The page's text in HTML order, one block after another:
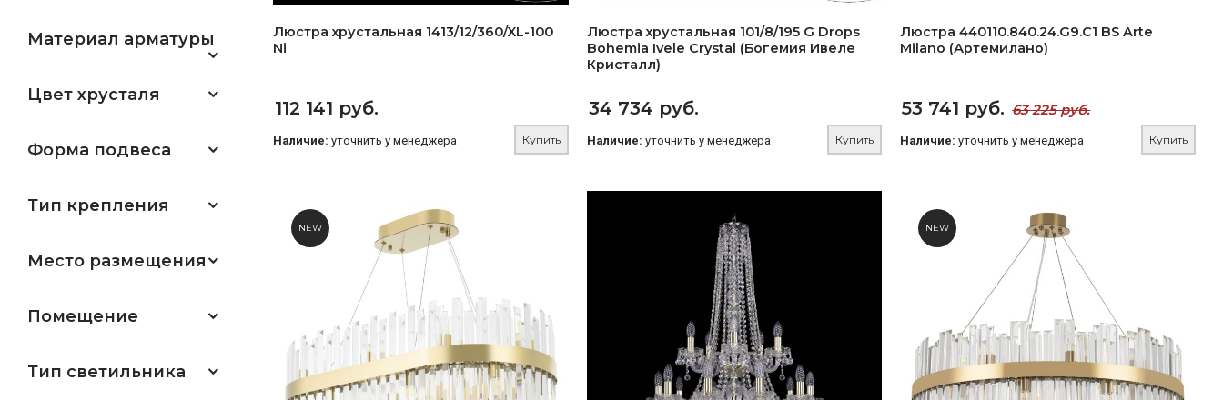
Люстра хрустальная 1413/12/360/XL-100
Ni
112 141 руб.
Наличие: уточнить у менеджера Купить
Люстра хрустальная 101/8/195 G Drops
Bohemia Ivele Crystal (Богемия Ивеле
Кристалл)
34 734 руб.
Наличие: уточнить у менеджера Купить
Люстра 440110.840.24.G9.C1 BS Arte
Milano (Артемилано)
53 741 руб. 63 225 руб.
Наличие: уточнить у менеджера Купить
NEW NEW
Материал арматуры
Цвет хрусталя
Форма подвеса
Тип крепления
Место размещения
Помещение
Тип светильника